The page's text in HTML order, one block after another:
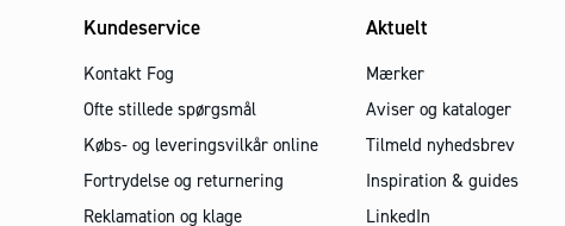
Kundeservice
Kontakt Fog
Ofte stillede spørgsmål
Købs- og leveringsvilkår online
Fortrydelse og returnering
Reklamation og klage
Aktuelt
Mærker
Aviser og kataloger
Tilmeld nyhedsbrev
Inspiration & guides
LinkedIn